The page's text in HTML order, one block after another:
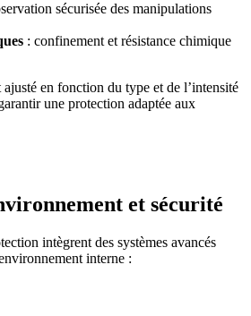
sécurisée des manipulations
: confinement et résistance chimique
en fonction du type et de l’intensité
une protection adaptée aux
et sécurité
intègrent des systèmes avancés
interne :